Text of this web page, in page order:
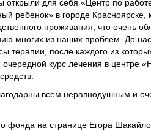
открыли для себя «Центр по
ребенок» в городе
проживания, что очень
многих из наших проблем. До
терапии, после каждого из
курс лечения в центре
всем неравнодушным и
фонда на странице Егора